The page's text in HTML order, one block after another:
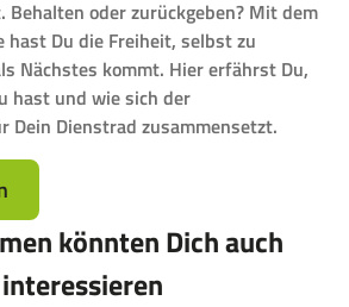
Behalten oder zurückgeben? Mit dem
hast Du die Freiheit, selbst zu
Nächstes kommt. Hier erfährst Du,
hast und wie sich der
Dein Dienstrad zusammensetzt.
könnten Dich auch
interessieren